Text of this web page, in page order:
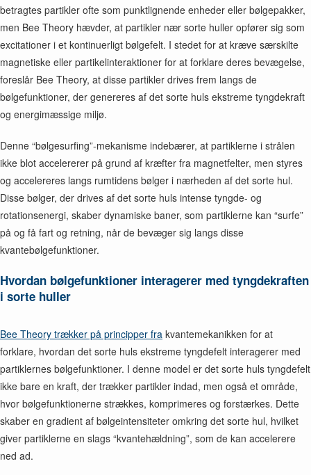
betragtes partikler ofte som punktlignende enheder eller bølgepakker,
men Bee Theory hævder, at partikler nær sorte huller opfører sig som
excitationer i et kontinuerligt bølgefelt. I stedet for at kræve særskilte
magnetiske eller partikelinteraktioner for at forklare deres bevægelse,
foreslår Bee Theory, at disse partikler drives frem langs de
bølgefunktioner, der genereres af det sorte huls ekstreme tyngdekraft
og energimæssige miljø.
Denne “bølgesurfing”-mekanisme indebærer, at partiklerne i strålen
ikke blot accelererer på grund af kræfter fra magnetfelter, men styres
og accelereres langs rumtidens bølger i nærheden af det sorte hul.
Disse bølger, der drives af det sorte huls intense tyngde- og
rotationsenergi, skaber dynamiske baner, som partiklerne kan “surfe”
på og få fart og retning, når de bevæger sig langs disse
kvantebølgefunktioner.
Hvordan bølgefunktioner interagerer med tyngdekraften
i sorte huller
Bee Theory trækker på principper fra kvantemekanikken for at
forklare, hvordan det sorte huls ekstreme tyngdefelt interagerer med
partiklernes bølgefunktioner. I denne model er det sorte huls tyngdefelt
ikke bare en kraft, der trækker partikler indad, men også et område,
hvor bølgefunktionerne strækkes, komprimeres og forstærkes. Dette
skaber en gradient af bølgeintensiteter omkring det sorte hul, hvilket
giver partiklerne en slags “kvantehældning”, som de kan accelerere
ned ad.